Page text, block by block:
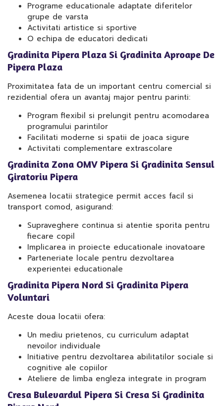
Programe educationale adaptate diferitelor
grupe de varsta
Activitati artistice si sportive
O echipa de educatori dedicati
Gradinita Pipera Plaza Si Gradinita Aproape De
Pipera Plaza
Proximitatea fata de un important centru comercial si
rezidential ofera un avantaj major pentru parinti:
Program flexibil si prelungit pentru acomodarea
programului parintilor
Facilitati moderne si spatii de joaca sigure
Activitati complementare extrascolare
Gradinita Zona OMV Pipera Si Gradinita Sensul
Giratoriu Pipera
Asemenea locatii strategice permit acces facil si
transport comod, asigurand:
Supraveghere continua si atentie sporita pentru
fiecare copil
Implicarea in proiecte educationale inovatoare
Parteneriate locale pentru dezvoltarea
experientei educationale
Gradinita Pipera Nord Si Gradinita Pipera
Voluntari
Aceste doua locatii ofera:
Un mediu prietenos, cu curriculum adaptat
nevoilor individuale
Initiative pentru dezvoltarea abilitatilor sociale si
cognitive ale copiilor
Ateliere de limba engleza integrate in program
Cresa Bulevardul Pipera Si Cresa Si Gradinita